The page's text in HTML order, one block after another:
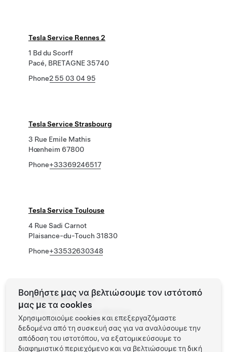
Tesla Service Rennes 2
1 Bd du Scorff
Pacé, BRETAGNE 35740
Phone2 55 03 04 95
Tesla Service Strasbourg
3 Rue Emile Mathis
Hœnheim 67800
Phone+33369246517
Tesla Service Toulouse
4 Rue Sadi Carnot
Plaisance-du-Touch 31830
Phone+33532630348
Tesla Service Tours
30 Av. du Couvent des Minimes
La Riche, Centre-Val de Loire 37520
Βοηθήστε μας να βελτιώσουμε τον ιστότοπό
μας με τα cookies
Χρησιμοποιούμε cookies και επεξεργαζόμαστε
δεδομένα από τη συσκευή σας για να αναλύσουμε την
απόδοση του ιστοτόπου, να εξατομικεύσουμε το
διαφημιστικό περιεχόμενο και να βελτιώσουμε τη δική